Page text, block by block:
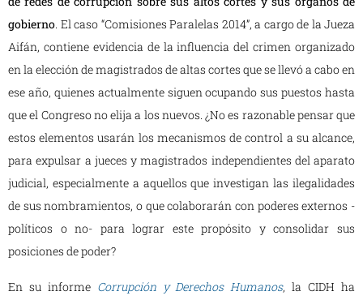
gobierno. El caso “Comisiones Paralelas 2014”, a cargo de la Jueza
Aifán, contiene evidencia de la influencia del crimen organizado
en la elección de magistrados de altas cortes que se llevó a cabo en
ese año, quienes actualmente siguen ocupando sus puestos hasta
que el Congreso no elija a los nuevos. ¿No es razonable pensar que
estos elementos usarán los mecanismos de control a su alcance,
para expulsar a jueces y magistrados independientes del aparato
judicial, especialmente a aquellos que investigan las ilegalidades
de sus nombramientos, o que colaborarán con poderes externos -
políticos o no- para lograr este propósito y consolidar sus
posiciones de poder?
En su informe Corrupción y Derechos Humanos, la CIDH ha